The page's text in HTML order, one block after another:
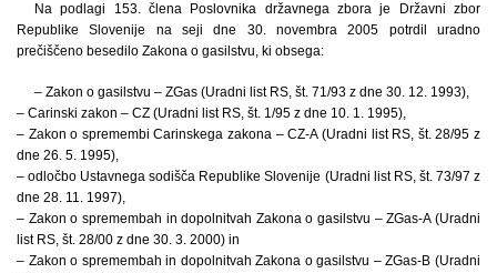
Na podlagi 153. člena Poslovnika državnega zbora je Državni zbor
Republike Slovenije na seji dne 30. novembra 2005 potrdil uradno
prečiščeno besedilo Zakona o gasilstvu, ki obsega:
– Zakon o gasilstvu – ZGas (Uradni list RS, št. 71/93 z dne 30. 12. 1993),
– Carinski zakon – CZ (Uradni list RS, št. 1/95 z dne 10. 1. 1995),
– Zakon o spremembi Carinskega zakona – CZ-A (Uradni list RS, št. 28/95 z
dne 26. 5. 1995),
– odločbo Ustavnega sodišča Republike Slovenije (Uradni list RS, št. 73/97 z
dne 28. 11. 1997),
– Zakon o spremembah in dopolnitvah Zakona o gasilstvu – ZGas-A (Uradni
list RS, št. 28/00 z dne 30. 3. 2000) in
– Zakon o spremembah in dopolnitvah Zakona o gasilstvu – ZGas-B (Uradni